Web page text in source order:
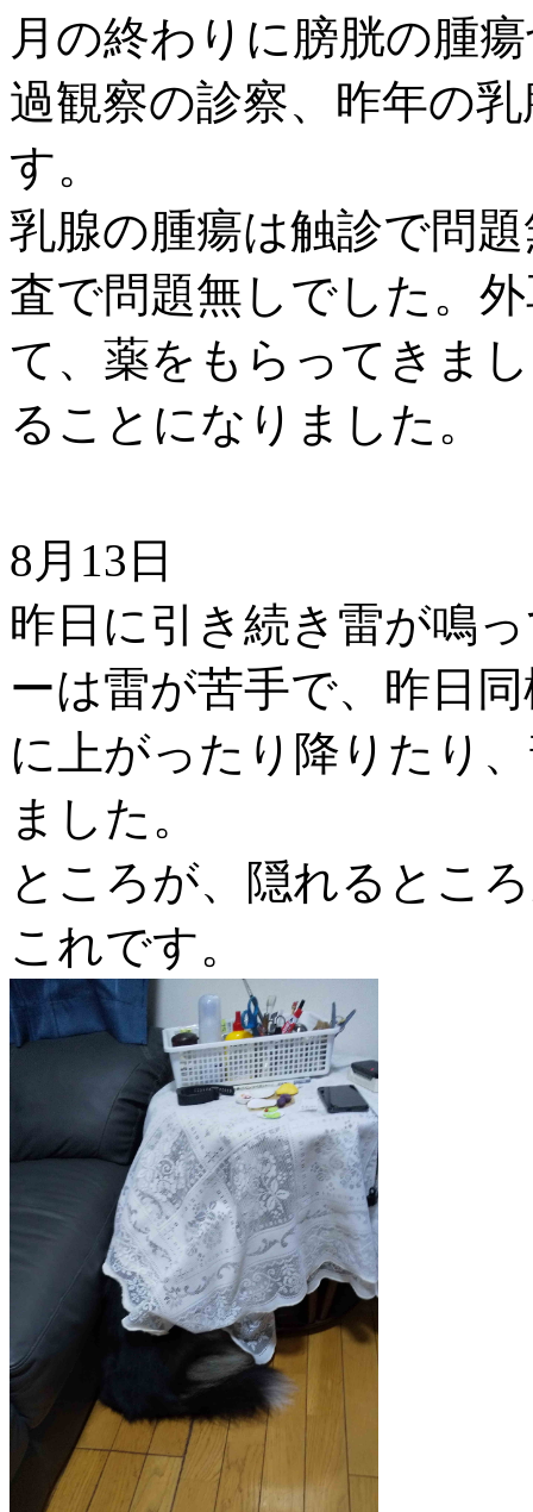
月の終わりに膀胱の腫
過観察の診察、昨年の
す。
乳腺の腫瘍は触診で問
査で問題無しでした。
て、薬をもらってきま
ることになりました。
8月13日
昨日に引き続き雷が鳴
ーは雷が苦手で、昨日
に上がったり降りたり
ました。
ところが、隠れるとこ
これです。